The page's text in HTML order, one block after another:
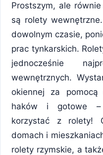
Prostszym, ale
są rolety
dowolnym czasie,
prac tynkarskich.
jednocześnie
wewnętrznych.
okiennej za pomocą
haków i gotowe –
korzystać z rolety!
domach i
rolety rzymskie, a